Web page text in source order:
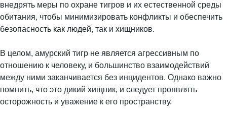
внедрять меры по охране тигров и их естественной среды
обитания, чтобы минимизировать конфликты и обеспечить
безопасность как людей, так и хищников.
В целом, амурский тигр не является агрессивным по
отношению к человеку, и большинство взаимодействий
между ними заканчивается без инцидентов. Однако важно
помнить, что это дикий хищник, и следует проявлять
осторожность и уважение к его пространству.